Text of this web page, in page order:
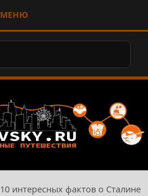
МЕНЮ
10 интересных фактов о Сталине